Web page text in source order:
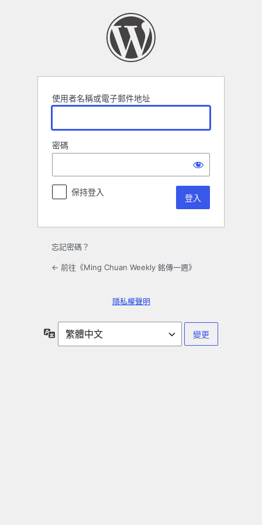
使用者名稱或電子郵件地址
密碼
保持登入
忘記密碼？
← 前往《Ming Chuan Weekly 銘傳一週》
隱私權聲明
言